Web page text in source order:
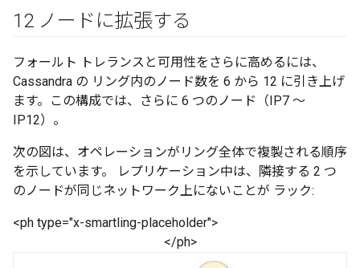
12 ノードに拡張する
フォールト トレランスと可用性をさらに高めるには、
Cassandra の リング内のノード数を 6 から 12 に引き上げ
ます。この構成では、さらに 6 つのノード（IP7 ～
IP12）。
次の図は、オペレーションがリング全体で複製される順序
を示しています。 レプリケーション中は、隣接する 2 つ
のノードが同じネットワーク上にないことが ラック:
<ph type="x-smartling-placeholder">
</ph>